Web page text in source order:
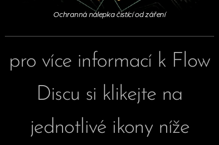
Ochranná nálepka čistící od záření
pro více informací k Flow
Discu si klikejte na
jednotlivé ikony níže